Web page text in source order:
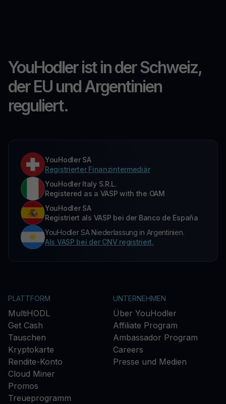
YouHodler ist in der Schweiz,
der EU und Argentinien
reguliert.
YouHodler SA
Registrierter Finanzintermediär
YouHodler Italy S.R.L.
Registered as a VASP with the OAM
YouHodler SA
Registriert als VASP bei der Banco de España
YouHodler SA Niederlassung in Argentinien.
Als VASP bei der CNV registriert.
PLATTFORM
MultiHODL
Get Cash
Tauschen
Kryptokarte
Rendite-Konto
Cloud Miner
Promos
Treueprogramm
UNTERNEHMEN
Über YouHodler
Affiliate Program
Ambassador Program
Careers
Presse und Medien